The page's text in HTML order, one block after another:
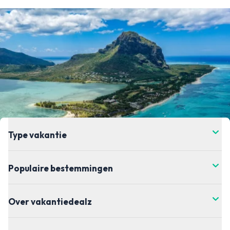
Type vakantie
Populaire bestemmingen
Over vakantiedealz